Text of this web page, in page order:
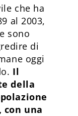
che ha
al 2003,
sono
di
oggi
Il
della
una